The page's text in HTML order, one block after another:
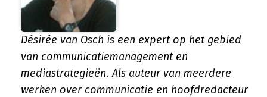
Désirée van Osch is een expert op het gebied
van communicatiemanagement en
mediastrategieën. Als auteur van meerdere
werken over communicatie en hoofdredacteur